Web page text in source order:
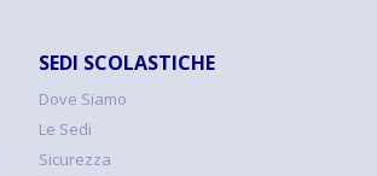
SEDI SCOLASTICHE
Dove Siamo
Le Sedi
Sicurezza